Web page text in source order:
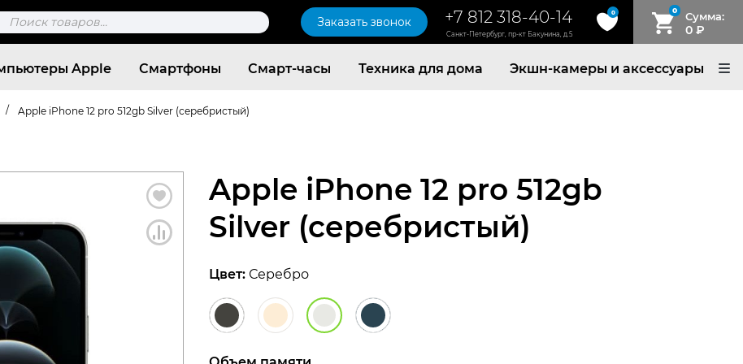
Заказать звонок +7 812 318-40-14
Санкт-Петербург, пр-кт Бакунина, д.5
0 0 Сумма:
0 ₽
Apple Смартфоны Смарт-часы Техника для дома Экшн-камеры и аксессуары
/ Apple iPhone 12 pro 512gb Silver (серебристый)
Apple iPhone 12 pro 512gb
Silver (серебристый)
Цвет: Серебро
политикой конфиденциальности